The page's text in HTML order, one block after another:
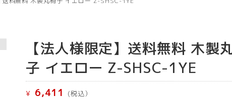
【法人様限定】送料無料 木製
子 イエロー Z-SHSC-1YE
¥ 6,411 (税込）